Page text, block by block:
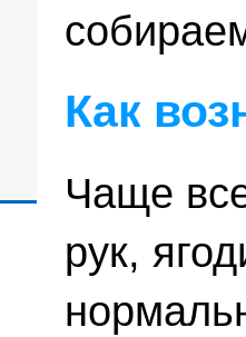
Как
Чаще
рук,